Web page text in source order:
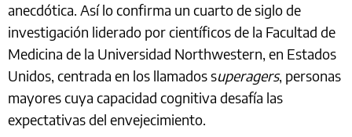
anecdótica. Así lo confirma un cuarto de siglo de
investigación liderado por científicos de la Facultad de
Medicina de la Universidad Northwestern, en Estados
Unidos, centrada en los llamados superagers, personas
mayores cuya capacidad cognitiva desafía las
expectativas del envejecimiento.